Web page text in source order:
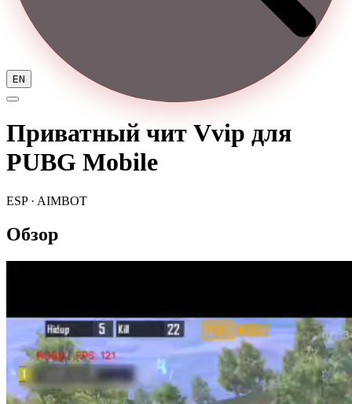
EN
Приватный чит Vvip для
PUBG Mobile
ESP · AIMBOT
Обзор